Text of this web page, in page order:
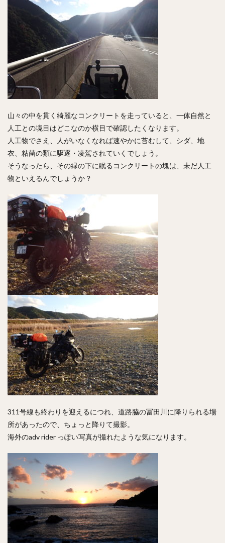
山々の中を貫く綺麗なコンクリートを走っていると、一体自然と
人工との境目はどこなのか横目で確認したくなります。
人工物でさえ、人がいなくなれば速やかに苔むして、シダ、地
衣、粘菌の類に駆逐・凌駕されていくでしょう。
そうなったら、その緑の下に眠るコンクリートの塊は、未だ人工
物といえるんでしょうか？
311号線も終わりを迎えるにつれ、道路脇の冨田川に降りられる場
所があったので、ちょっと降りて撮影。
海外のadv rider っぽい写真が撮れたような気になります。